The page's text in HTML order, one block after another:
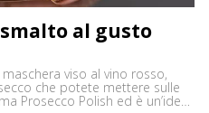
smalto al gusto
viso al vino rosso,
che potete mettere sulle
Prosecco Polish ed è un’idea